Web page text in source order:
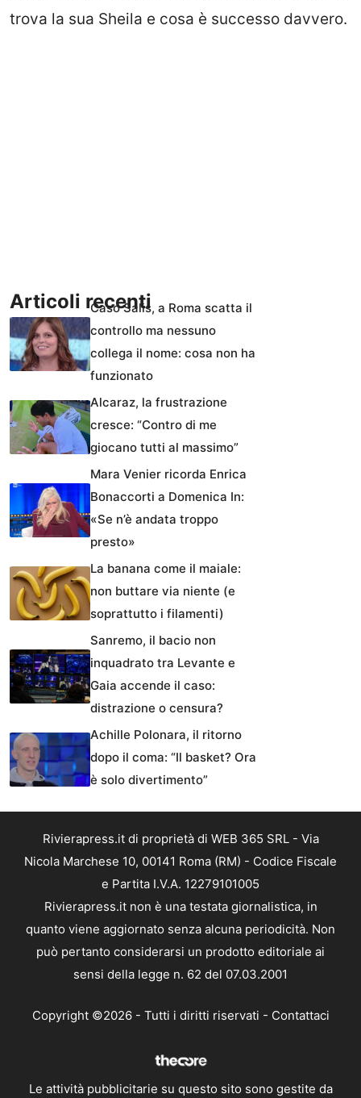
trova la sua Sheila e cosa è successo davvero.
Articoli recentiCaso Salis, a Roma scatta il
controllo ma nessuno
collega il nome: cosa non ha
funzionato
Alcaraz, la frustrazione
cresce: “Contro di me
giocano tutti al massimo”
Mara Venier ricorda Enrica
Bonaccorti a Domenica In:
«Se n’è andata troppo
presto»
La banana come il maiale:
non buttare via niente (e
soprattutto i filamenti)
Sanremo, il bacio non
inquadrato tra Levante e
Gaia accende il caso:
distrazione o censura?
Achille Polonara, il ritorno
dopo il coma: “Il basket? Ora
è solo divertimento”
Rivierapress.it di proprietà di WEB 365 SRL - Via
Nicola Marchese 10, 00141 Roma (RM) - Codice Fiscale
e Partita I.V.A. 12279101005
Rivierapress.it non è una testata giornalistica, in
quanto viene aggiornato senza alcuna periodicità. Non
può pertanto considerarsi un prodotto editoriale ai
sensi della legge n. 62 del 07.03.2001
Copyright ©2026 - Tutti i diritti riservati - Contattaci
Le attività pubblicitarie su questo sito sono gestite da